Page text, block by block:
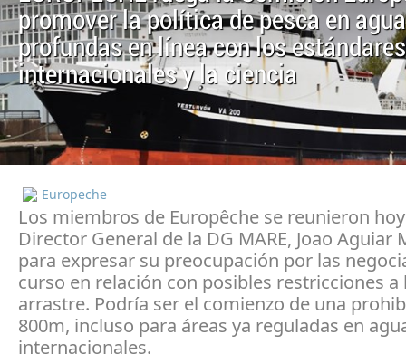
promover la política de pesca en
profundas en línea con los estándares
internacionales y la ciencia
Europeche
Los miembros de Europêche se reunieron
Director General de la DG MARE, Joao Aguiar
para expresar su preocupación por las
curso en relación con posibles restricciones a
arrastre. Podría ser el comienzo de una
800m, incluso para áreas ya reguladas en
internacionales.